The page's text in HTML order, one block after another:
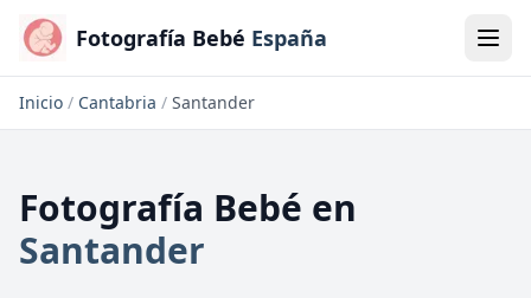
Fotografía Bebé España
Inicio / Cantabria / Santander
Fotografía Bebé en
Santander